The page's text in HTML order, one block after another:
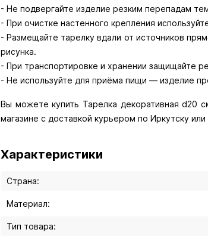
- Не подвергайте изделие резким перепадам
- При очистке настенного крепления
- Размещайте тарелку вдали от источников
рисунка.
- При транспортировке и хранении защищайте
- Не используйте для приёма пищи — изделие
Вы можете купить Тарелка декоративная d20
магазине с доставкой курьером по Иркутску
Характеристики
Страна:
Материал:
Тип товара: